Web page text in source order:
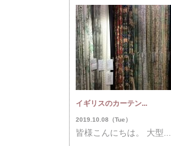
イギリスのカーテン...
2019.10.08（Tue）
皆様こんにちは。 大型...